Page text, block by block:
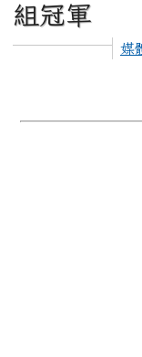
組冠軍
媒